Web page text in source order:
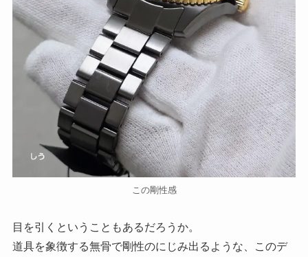
この剛性感
目を引くということもあるだろうか。
道具を象徴する無骨で剛性のにじみ出るような、このデ